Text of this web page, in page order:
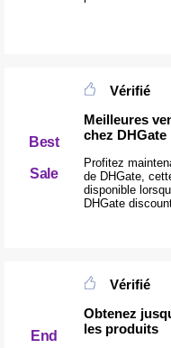
Best
Sale
Vérifié
Meilleures
chez DHGate
Profitez
de DHGate,
disponible
DHGate
End
Vérifié
Obtenez
les produits